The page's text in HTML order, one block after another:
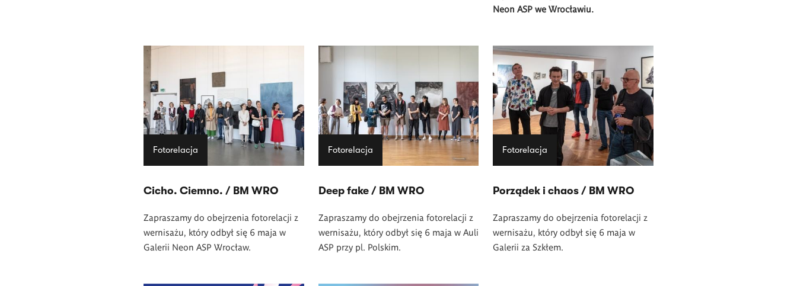
Neon ASP we Wrocławiu.
Fotorelacja
Cicho. Ciemno. / BM WRO
Zapraszamy do obejrzenia fotorelacji z
wernisażu, który odbył się 6 maja w
Galerii Neon ASP Wrocław.
Fotorelacja
Deep fake / BM WRO
Zapraszamy do obejrzenia fotorelacji z
wernisażu, który odbył się 6 maja w Auli
ASP przy pl. Polskim.
Fotorelacja
Porządek i chaos / BM WRO
Zapraszamy do obejrzenia fotorelacji z
wernisażu, który odbył się 6 maja w
Galerii za Szkłem.